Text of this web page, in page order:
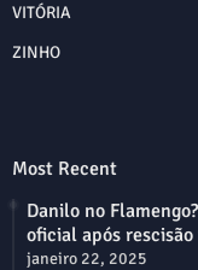
VITÓRIA
ZINHO
Most Recent
Danilo no
oficial após
janeiro 22, 2025